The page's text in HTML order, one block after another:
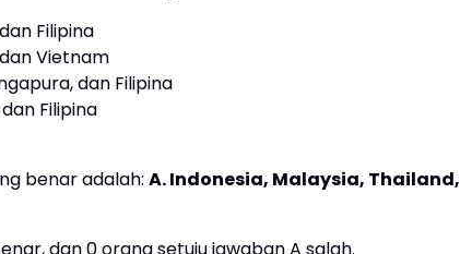
Filipina
Vietnam
dan Filipina
Filipina
benar adalah: A. Indonesia, Malaysia, Thailand,
dan 0 orang setuju jawaban A salah.